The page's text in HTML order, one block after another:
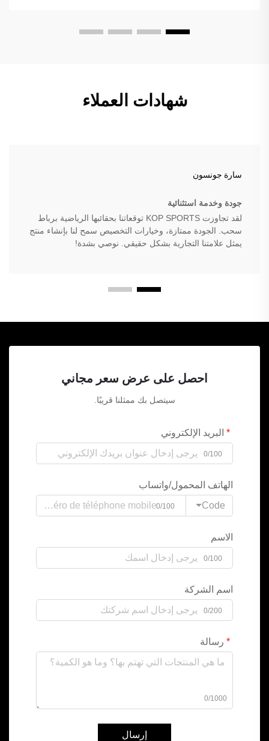
شهادات العملاء
سارة جونسون
جودة وخدمة استثنائية
لقد تجاوزت KOP SPORTS توقعاتنا بحقائبها الرياضية برباط
سحب. الجودة ممتازة، وخيارات التخصيص سمح لنا بإنشاء منتج
يمثل علامتنا التجارية بشكل حقيقي. نوصي بشدة!
احصل على عرض سعر مجاني
سيتصل بك ممثلنا قريبًا.
البريد الإلكتروني
0/100
الهاتف المحمول/واتساب
Code
0/100
الاسم
0/100
اسم الشركة
0/200
رسالة
0/1000
إرسال